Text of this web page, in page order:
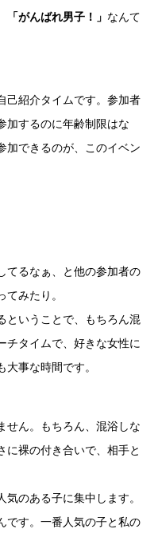
「がんばれ男子！」 なんて
己紹介タイムです。参加者
加するのに年齢制限はな
加できるのが、このイベン
てるなぁ、と他の参加者の
みたり。
ということで、もちろん混
チタイムで、好きな女性に
事な時間です。
せん。もちろん、混浴しな
に裸の付き合いで、相手と
のある子に集中します。
です。一番人気の子と私の